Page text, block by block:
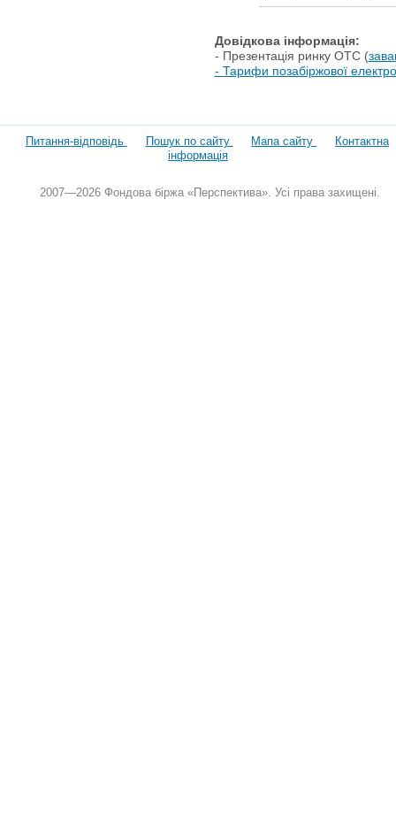
Довідкова інформація:
- Презентація ринку ОТС (
- Тарифи позабіржової
Питання-відповідь Пошук по сайту Мапа сайту
Контактна
інформація
2007—2026 Фондова біржа «Перспектива». Усі права захищені.